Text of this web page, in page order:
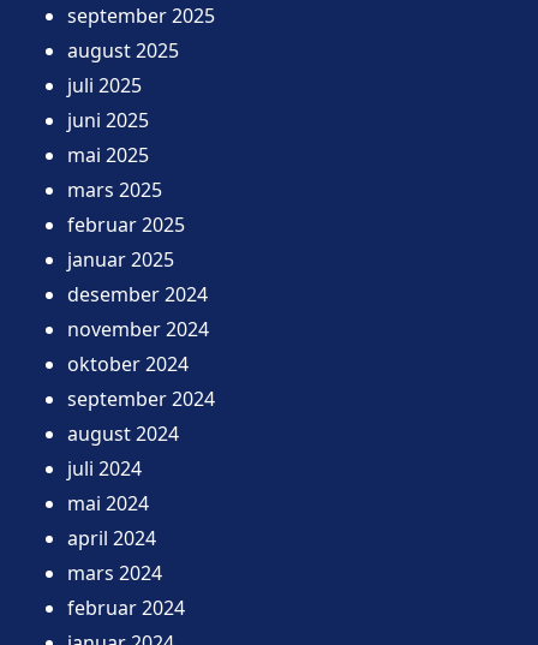
september 2025
august 2025
juli 2025
juni 2025
mai 2025
mars 2025
februar 2025
januar 2025
desember 2024
november 2024
oktober 2024
september 2024
august 2024
juli 2024
mai 2024
april 2024
mars 2024
februar 2024